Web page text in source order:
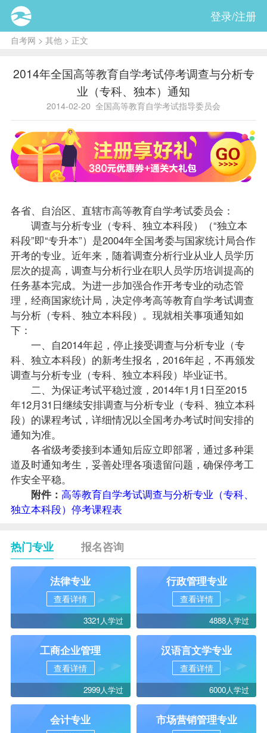
登录/注册
自考网 > 其他 > 正文
2014年全国高等教育自学考试停考调查与分析专
业（专科、独本）通知
2014-02-20 全国高等教育自学考试指导委员会
各省、自治区、直辖市高等教育自学考试委员会：
调查与分析专业（专科、独立本科段）（“独立本
科段”即“专升本”）是2004年全国考委与国家统计局合作
开考的专业。近年来，随着调查分析行业从业人员学历
层次的提高，调查与分析行业在职人员学历培训提高的
任务基本完成。为进一步加强合作开考专业的动态管
理，经商国家统计局，决定停考高等教育自学考试调查
与分析（专科、独立本科段）。现就相关事项通知如
下：
一、自2014年起，停止接受调查与分析专业（专
科、独立本科段）的新考生报名 ，2016年起，不再颁发
调查与分析专业（专科、独立本科段）毕业证书。
二、为保证考试平稳过渡，2014年1月1日至2015
年12月31日继续安排调查与分析专业（专科、独立本科
段）的课程考试，详细情况以全国考办考试时间安排的
通知为准。
各省级考委接到本通知后应立即部署，通过多种渠
道及时通知考生，妥善处理各项遗留问题，确保停考工
作安全平稳。
附件： 高等教育自学考试调查与分析专业（专科、
独立本科段）停考课程表
热门专业 报名咨询
法律专业
查看详情
3321人学过
行政管理专业
查看详情
4888人学过
工商企业管理
查看详情
2999人学过
汉语言文学专业
查看详情
6000人学过
会计专业 市场营销管理专业